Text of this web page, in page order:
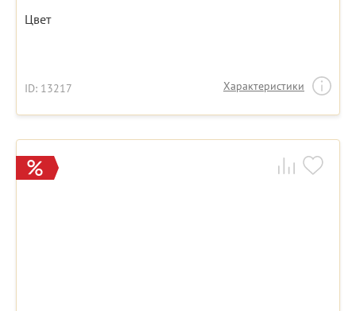
Цвет
ID: 13217 Характеристики